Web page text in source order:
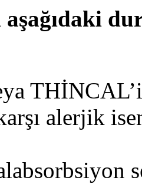
aşağıdaki
alerjik